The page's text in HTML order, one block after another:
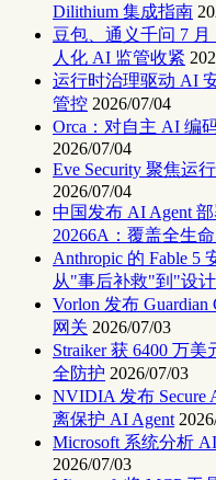
Dilithium 集成指南
豆包、通义千问 7
人化 AI 监管收紧
运行时治理驱动 AI
管控 2026/07/04
Orca：对自主 AI 编
2026/07/04
Eve Security 聚焦运
2026/07/04
中国发布 AI Agent
20266A：覆盖全生
Anthropic 的 Fable 5
从"事后补救"到"设
Vorlon 发布
网关 2026/07/03
Straiker 获 6400 万
全防护 2026/07/03
NVIDIA 发布 Secure
离保护 AI Agent
Microsoft 系统分析
2026/07/03